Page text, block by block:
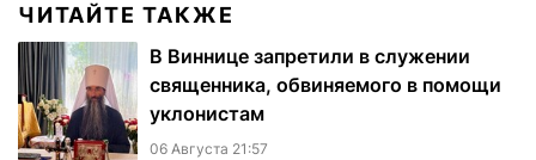
ЧИТАЙТЕ ТАКЖЕ
В Виннице запретили в служении
священника, обвиняемого в помощи
уклонистам
06 Августа 21:57